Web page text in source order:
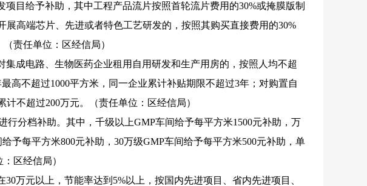
目给予补助，其中工程产品流片按照首轮流片费用的30%或掩膜版制
高端芯片、先进或者特色工艺研发的，按照其购买直接费用的30%
责任单位：区经信局）
成电路、生物医药企业租用自用研发和生产用房的，按照人均不超
高不超过1000平方米，同一企业累计补贴期限不超过3年；对购置自
不超过200万元。（责任单位：区经信局）
行分档补助。其中，千级以上GMP车间给予每平方米1500元补助，万
予每平方米800元补助，30万级GMP车间给予每平方米500元补助，单
区经信局）
万元以上，节能率达到5%以上，按国内先进项目、省内先进项目、